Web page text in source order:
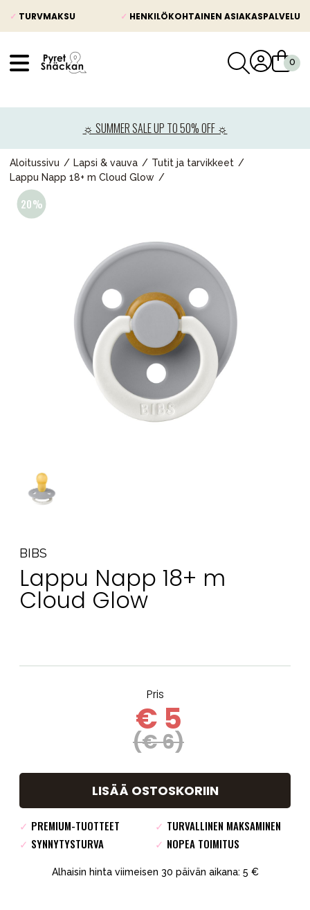
✓ TURVMAKSU ✓ HENKILÖKOHTAINEN ASIAKASPALVELU
☼ SUMMER SALE UP TO 50% OFF ☼
Aloitussivu Lapsi & vauva
Tutit ja tarvikkeet
Lappu Napp 18+ m Cloud Glow
BIBS
Lappu Napp 18+ m
Cloud Glow
Pris
€ 5
(€ 6)
LISÄÄ OSTOSKORIIN
✓ PREMIUM-TUOTTEET ✓ TURVALLINEN MAKSAMINEN
✓ SYNNYTYSTURVA ✓ NOPEA TOIMITUS
Alhaisin hinta viimeisen 30 päivän aikana: 5 €
Lastenvaunut
Lasten turvaistuimet
Lelut ja pelit
Huonekalut & vuodevaatteet
Tarvikkeet
Varaosat
Kampanjat
Lahjavinkkejä
Suosikit
Myymälämme